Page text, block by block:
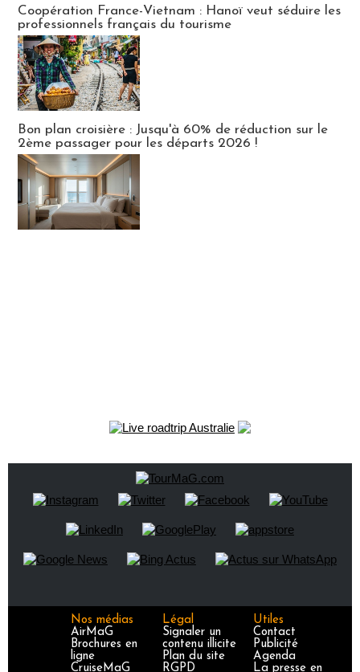
Coopération France-Vietnam : Hanoï veut séduire les
professionnels français du tourisme
Bon plan croisière : Jusqu'à 60% de réduction sur le
2ème passager pour les départs 2026 !
Nos médias
AirMaG
Brochures en
ligne
CruiseMaG
Légal
Signaler un
contenu illicite
Plan du site
RGPD
Utiles
Contact
Publicité
Agenda
La presse en